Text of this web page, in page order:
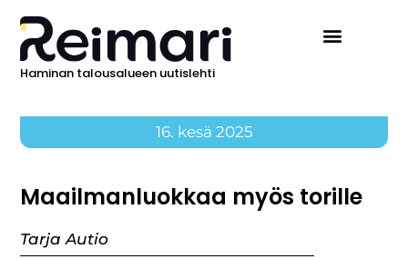
Haminan talousalueen uutislehti
16. kesä 2025
Maailmanluokkaa myös torille
Tarja Autio